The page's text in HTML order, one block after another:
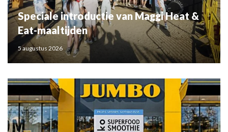
Speciale introductie van Maggi Heat &
Eat-maaltijden
5 augustus 2026